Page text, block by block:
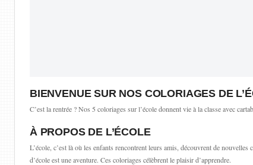
BIENVENUE SUR NOS COLORIAGES DE
C’est la rentrée ? Nos 5 coloriages sur l’école donnent vie à la classe avec
À PROPOS DE L’ÉCOLE
L’école, c’est là où les enfants rencontrent leurs amis, découvrent de
d’école est une aventure. Ces coloriages célèbrent le plaisir d’apprendre.